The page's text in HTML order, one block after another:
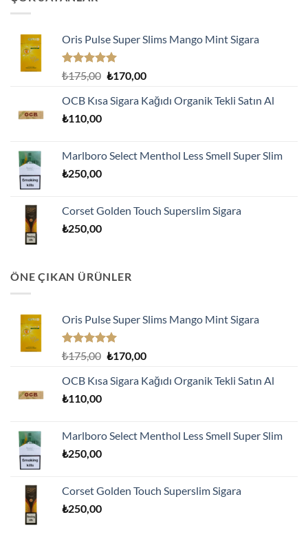
Oris Pulse Super Slims Mango Mint Sigara
5 üzerinden
oy
aldı
₺175,00 Orijinal
₺175,00.
₺170,00Şu
fiyat:
OCB Kısa Sigara Kağıdı Organik Tekli Satın Al
₺110,00
Marlboro Select Menthol Less Smell Super Slim
₺250,00
Corset Golden Touch Superslim Sigara
₺250,00
ÖNE ÇIKAN ÜRÜNLER
Oris Pulse Super Slims Mango Mint Sigara
5 üzerinden
oy
aldı
₺175,00 Orijinal
₺175,00.
₺170,00Şu
fiyat:
OCB Kısa Sigara Kağıdı Organik Tekli Satın Al
₺110,00
Marlboro Select Menthol Less Smell Super Slim
₺250,00
Corset Golden Touch Superslim Sigara
₺250,00